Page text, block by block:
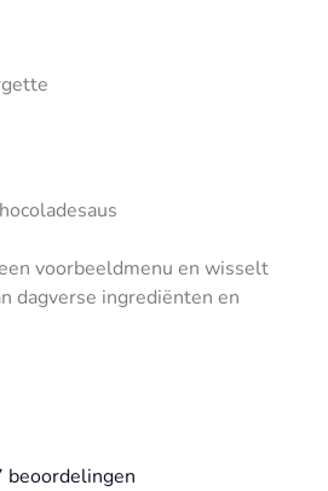
voorbeeldmenu en wisselt
dagverse ingrediënten en
beoordelingen